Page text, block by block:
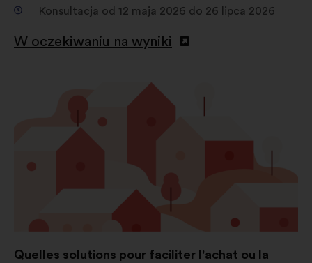
Konsultacja od 12 maja 2026 do 26 lipca 2026
W oczekiwaniu na wyniki
Quelles solutions pour faciliter l'achat ou la